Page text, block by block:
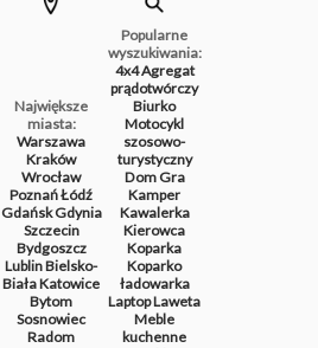
Największe
miasta:
Warszawa
Kraków
Wrocław
PoznańŁódź
GdańskGdynia
Szczecin
Bydgoszcz
LublinBielsko-
BiałaKatowice
Bytom
Sosnowiec
Radom
Popularne
wyszukiwania:
4x4Agregat
prądotwórczy
Biurko
Motocykl
szosowo-
turystyczny
DomGra
Kamper
Kawalerka
Kierowca
Koparka
Koparko
ładowarka
LaptopLaweta
Meble
kuchenne